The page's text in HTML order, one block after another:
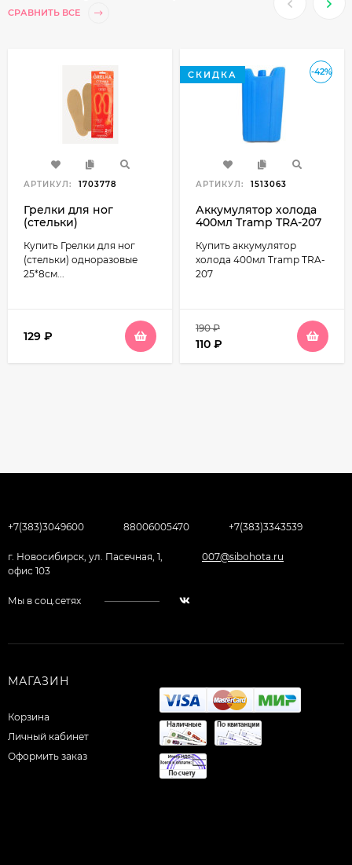
СРАВНИТЬ ВСЕ
АРТИКУЛ: 1703778
Грелки для ног
(стельки)
(размер ноги 39-43)
до 8ч
Купить Грелки для ног
(стельки) одноразовые
25*8см...
129 ₽
-42%
СКИДКА
АРТИКУЛ: 1513063
Аккумулятор холода
400мл Tramp TRA-207
Купить аккумулятор
холода 400мл Tramp TRA-
207
190₽
110 ₽
+7(383)3049600 88006005470 +7(383)3343539
г. Новосибирск, ул. Пасечная, 1,
офис 103
007@sibohota.ru
Мы в соц.сетях
МАГАЗИН
Корзина
Личный кабинет
Оформить заказ